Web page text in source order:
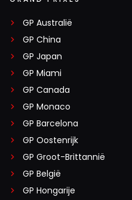
GP Australië
GP China
GP Japan
GP Miami
GP Canada
GP Monaco
GP Barcelona
GP Oostenrijk
GP Groot-Brittannië
GP België
GP Hongarije